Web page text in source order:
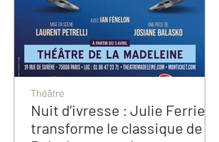
Nuit d’ivresse : Julie Ferrier
transforme le classique de
Théâtre